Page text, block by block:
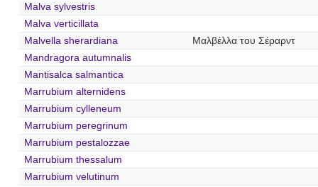
Malva sylvestris
Malva verticillata
Malvella sherardiana
Μαλβέλλα του Σέραρντ
Mandragora autumnalis
Mantisalca salmantica
Marrubium alternidens
Marrubium cylleneum
Marrubium peregrinum
Marrubium pestalozzae
Marrubium thessalum
Marrubium velutinum